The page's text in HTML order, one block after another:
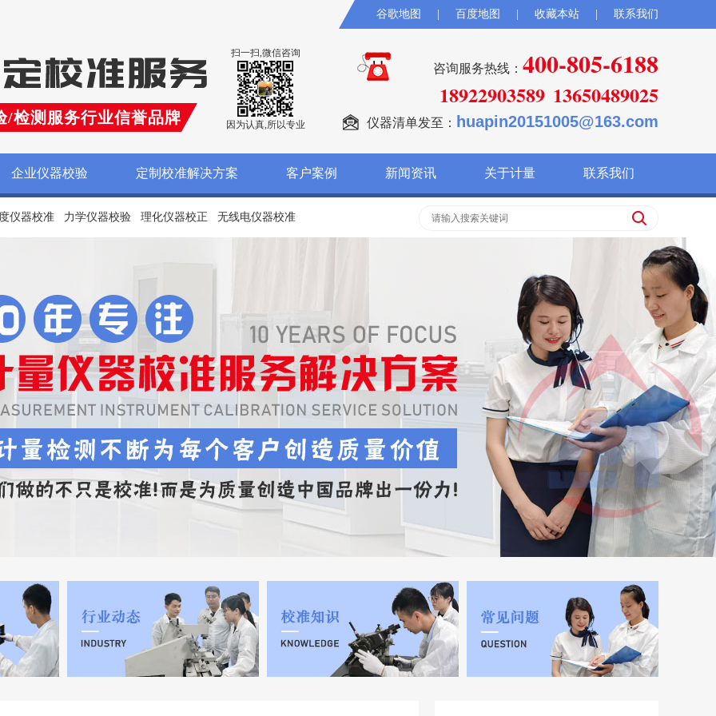
谷歌地图 百度地图 收藏本站 联系我们
/检测服务行业信誉品牌
扫一扫,微信咨询
因为认真,所以专业
咨询服务热线： 400-805-6188
18922903589 13650489025
仪器清单发至： huapin20151005@163.com
企业仪器校验 定制校准解决方案 客户案例 新闻资讯 关于计量 联系我们
仪器校准 力学仪器校验 理化仪器校正 无线电仪器校准